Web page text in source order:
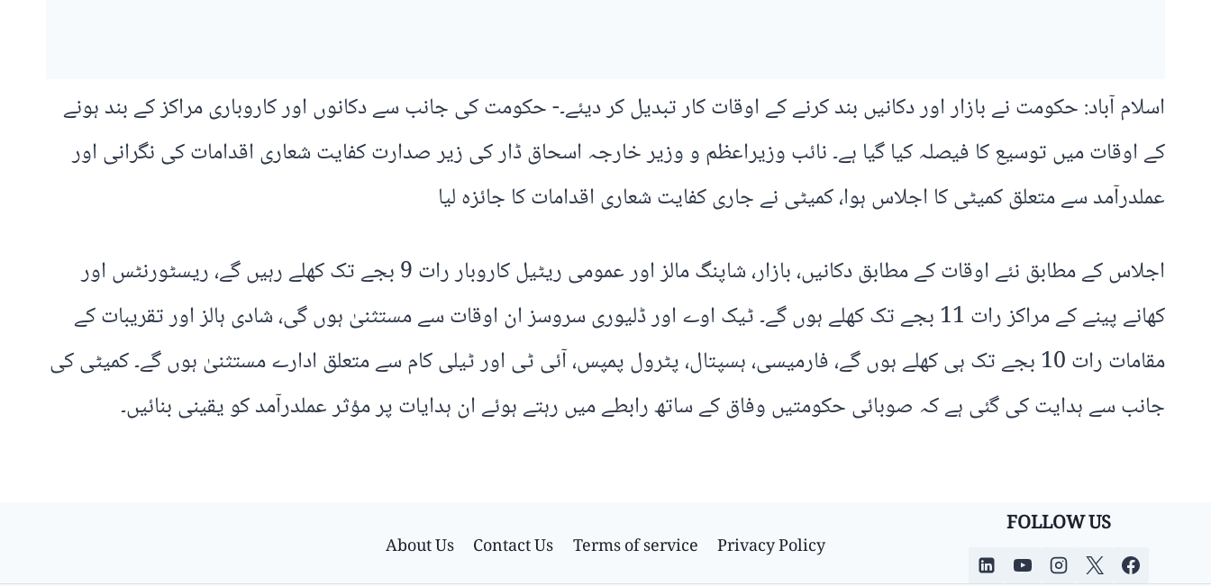
اسلام آباد: حکومت نے بازار اور دکانیں بند کرنے کے اوقات کار تبدیل کر دیئے۔- حکومت کی جانب سے دکانوں اور کاروباری مراکز کے بند ہونے
کے اوقات میں توسیع کا فیصلہ کیا گیا ہے۔ نائب وزیراعظم و وزیر خارجہ اسحاق ڈار کی زیر صدارت کفایت شعاری اقدامات کی نگرانی اور
عملدرآمد سے متعلق کمیٹی کا اجلاس ہوا، کمیٹی نے جاری کفایت شعاری اقدامات کا جائزہ لیا
اجلاس کے مطابق نئے اوقات کے مطابق دکانیں، بازار، شاپنگ مالز اور عمومی ریٹیل کاروبار رات 9 بجے تک کھلے رہیں گے، ریسٹورنٹس اور
کھانے پینے کے مراکز رات 11 بجے تک کھلے ہوں گے۔ ٹیک اوے اور ڈلیوری سروسز ان اوقات سے مستثنیٰ ہوں گی، شادی ہالز اور تقریبات کے
مقامات رات 10 بجے تک ہی کھلے ہوں گے، فارمیسی، ہسپتال، پٹرول پمپس، آئی ٹی اور ٹیلی کام سے متعلق ادارے مستثنیٰ ہوں گے۔ کمیٹی کی
جانب سے ہدایت کی گئی ہے کہ صوبائی حکومتیں وفاق کے ساتھ رابطے میں رہتے ہوئے ان ہدایات پر مؤثر عملدرآمد کو یقینی بنائیں۔
FOLLOW US
Privacy Policy
Terms of service
Contact Us
About Us